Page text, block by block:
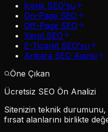
İçerik SEO'su
On-Page SEO
Off-Page SEO
Yerel SEO
E-Ticaret SEO'su
Ankara SEO Ajansı
Öne Çıkan
Ücretsiz SEO Ön Analizi
Sitenizin teknik
fırsat alanlarını birlikte